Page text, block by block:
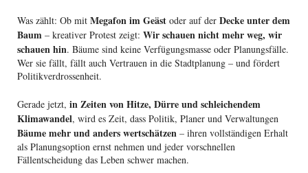
Was zählt: Ob mit Megafon im Geästoder auf der Decke unter dem
Baum – kreativer Protest zeigt: Wir schauen nicht mehr weg, wir
schauen hin. Bäume sind keine Verfügungsmasse oder Planungsfälle.
Wer sie fällt, fällt auch Vertrauen in die Stadtplanung – und fördert
Politikverdrossenheit.
Gerade jetzt, in Zeiten von Hitze, Dürre und schleichendem
Klimawandel, wird es Zeit, dass Politik, Planer und Verwaltungen
Bäume mehr und anders wertschätzen – ihren vollständigen Erhalt
als Planungsoption ernst nehmen und jeder vorschnellen
Fällentscheidung das Leben schwer machen.